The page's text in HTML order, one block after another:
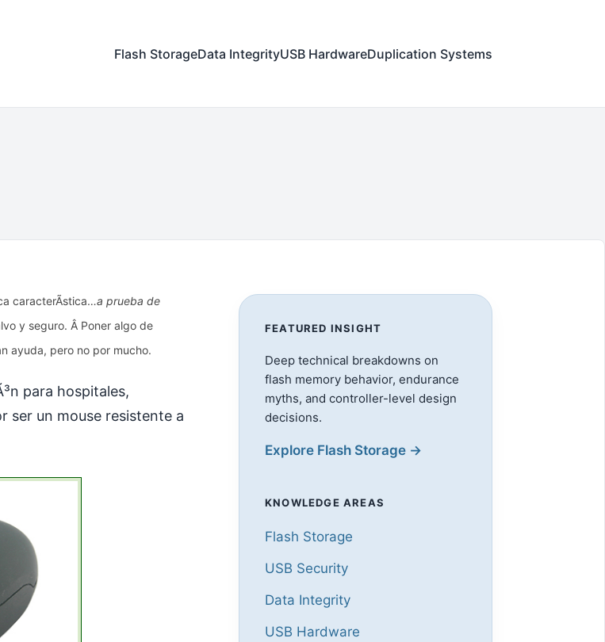
Flash StorageData IntegrityUSB HardwareDuplication Systems
caracterÃ­stica…a prueba de
y seguro. Â Poner algo de
ayuda, pero no por mucho.
para hospitales,
ser un mouse resistente a
FEATURED INSIGHT
Deep technical breakdowns on
flash memory behavior, endurance
myths, and controller-level design
decisions.
Explore Flash Storage →
KNOWLEDGE AREAS
Flash Storage
USB Security
Data Integrity
USB Hardware